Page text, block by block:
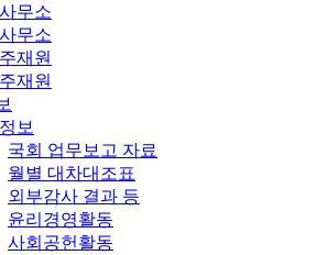
무소
무소
재원
재원
보
국회 업무보고 자료
월별 대차대조표
외부감사 결과 등
윤리경영활동
사회공헌활동